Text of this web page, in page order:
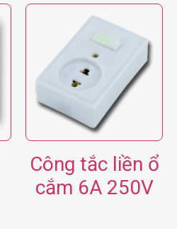
Công tắc liền ổ
cắm 6A 250V